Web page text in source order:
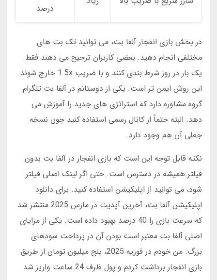
درصد
در بخش بازی انفجار آلفا بت، می توانید تک بت های
مختلفی انجام دهید. بعضی کاربران ترجیح می دهند فقط
یک بار در روز شرط بندی کنند و با ضریب 1.5x خارج شوند.
این روش ایمن تر است. یکی از دوستانم در آلفا بت تلگرام
گروه مشاوره دارد که استراتژی های جدید را آموزش می
دهد. البته حتماً از کانال رسمی استفاده کنید چون نسخه
جعلی آن هم وجود دارد.
نکته قابل توجه این است که بازی انفجار در آلفا بت بدون
فیلتر همیشه در دسترس است. حتی اگر لینک اصلی فیلتر
شود، می توانید از اپلیکیشن استفاده کنید. برای دانلود
اپلیکیشن آلفا بت، آخرین آپدیت در مارس 2025 منتشر شد
که سرعت بازی را 40 درصد بهبود داده است. یکی از مزایای
اصلی آلفا بت معتبر است بودن آن در پرداخت سودهای
بزرگ. من خودم در فوریه 2025، پنج میلیون تومان از طریق
بازی انفجار برداشت کردم و پول ظرف 24 ساعت واریز شد.